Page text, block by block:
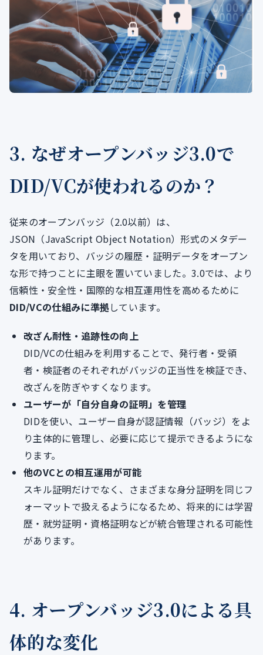
3. なぜオープンバッジ3.0で
DID/VCが使われるのか？
従来のオープンバッジ（2.0以前）は、
JSON（JavaScript Object Notation）形式のメタデー
タを用いており、バッジの履歴・証明データをオープン
な形で持つことに主眼を置いていました。3.0では、より
信頼性・安全性・国際的な相互運用性を高めるために
DID/VCの仕組みに準拠しています。
改ざん耐性・追跡性の向上
DID/VCの仕組みを利用することで、発行者・受領
者・検証者のそれぞれがバッジの正当性を検証でき、
改ざんを防ぎやすくなります。
ユーザーが「自分自身の証明」を管理
DIDを使い、ユーザー自身が認証情報（バッジ）をよ
り主体的に管理し、必要に応じて提示できるようにな
ります。
他のVCとの相互運用が可能
スキル証明だけでなく、さまざまな身分証明を同じフ
ォーマットで扱えるようになるため、将来的には学習
歴・就労証明・資格証明などが統合管理される可能性
があります。
4. オープンバッジ3.0による具
体的な変化